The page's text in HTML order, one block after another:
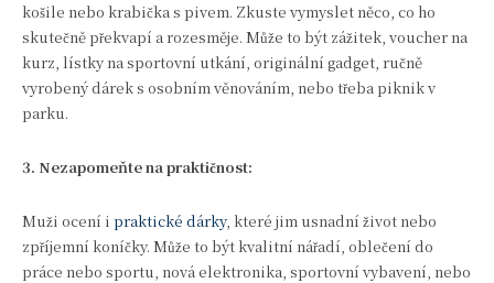
košile nebo krabička s pivem. Zkuste vymyslet něco, co ho
skutečně překvapí a rozesměje. Může to být zážitek, voucher na
kurz, lístky na sportovní utkání, originální gadget, ručně
vyrobený dárek s osobním věnováním, nebo třeba piknik v
parku.
3. Nezapomeňte na praktičnost:
Muži ocení i praktické dárky, které jim usnadní život nebo
zpříjemní koníčky. Může to být kvalitní nářadí, oblečení do
práce nebo sportu, nová elektronika, sportovní vybavení, nebo